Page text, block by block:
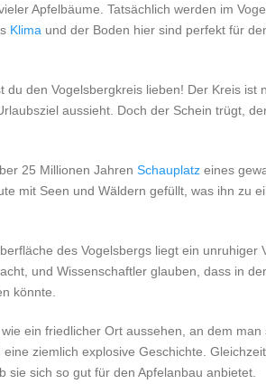
Apfelbäume. Tatsächlich werden im
Klima und der Boden hier sind perfekt für
du den Vogelsbergkreis lieben! Der Kreis ist
aussieht. Doch der Schein trügt,
25 Millionen Jahren Schauplatz eines
mit Seen und Wäldern gefüllt, was ihn zu
des Vogelsbergs liegt ein unruhiger
und Wissenschaftler glauben, dass in
könnte.
ein friedlicher Ort aussehen, an dem
ziemlich explosive Geschichte.
sie sich so gut für den Apfelanbau anbietet.